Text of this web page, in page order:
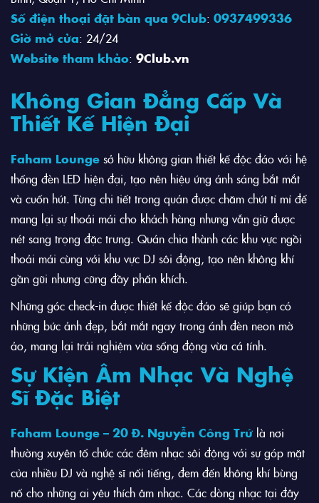
Số điện thoại đặt bàn qua 9Club: 0937499336
Giờ mở cửa: 24/24
Website tham khảo: 9Club.vn
Không Gian Đẳng Cấp Và
Thiết Kế Hiện Đại
Faham Lounge sở hữu không gian thiết kế độc đáo với hệ
thống đèn LED hiện đại, tạo nên hiệu ứng ánh sáng bắt mắt
và cuốn hút. Từng chi tiết trong quán được chăm chút tỉ mỉ để
mang lại sự thoải mái cho khách hàng nhưng vẫn giữ được
nét sang trọng đặc trưng. Quán chia thành các khu vực ngồi
thoải mái cùng với khu vực DJ sôi động, tạo nên không khí
gần gũi nhưng cũng đầy phấn khích.
Những góc check-in được thiết kế độc đáo sẽ giúp bạn có
những bức ảnh đẹp, bắt mắt ngay trong ánh đèn neon mờ
ảo, mang lại trải nghiệm vừa sống động vừa cá tính.
Sự Kiện Âm Nhạc Và Nghệ
Sĩ Đặc Biệt
Faham Lounge – 20 Đ. Nguyễn Công Trứ là nơi
thường xuyên tổ chức các đêm nhạc sôi động với sự góp mặt
của nhiều DJ và nghệ sĩ nổi tiếng, đem đến không khí bùng
nổ cho những ai yêu thích âm nhạc. Các dòng nhạc tại đây